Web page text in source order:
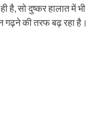
है, सो दुष्कर हालात में भी
गढ़ने की तरफ बढ़ रहा है।